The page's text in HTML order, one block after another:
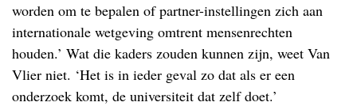
worden om te bepalen of partner-instellingen zich aan
internationale wetgeving omtrent mensenrechten
houden.’ Wat die kaders zouden kunnen zijn, weet Van
Vlier niet. ‘Het is in ieder geval zo dat als er een
onderzoek komt, de universiteit dat zelf doet.’